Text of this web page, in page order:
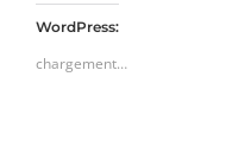
dans
fenêtre)
WordPress:
chargement…